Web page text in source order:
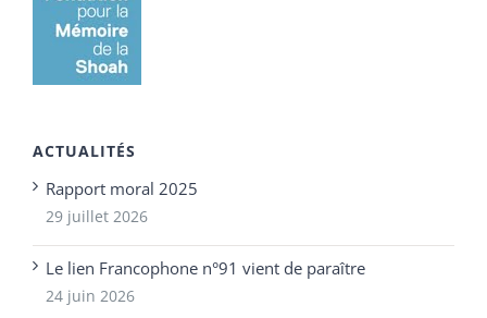
ACTUALITÉS
Rapport moral 2025
29 juillet 2026
Le lien Francophone n°91 vient de paraître
24 juin 2026